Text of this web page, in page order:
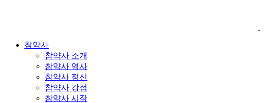
참약사
참약사 소개
참약사 역사
참약사 정신
참약사 강점
참약사 시작